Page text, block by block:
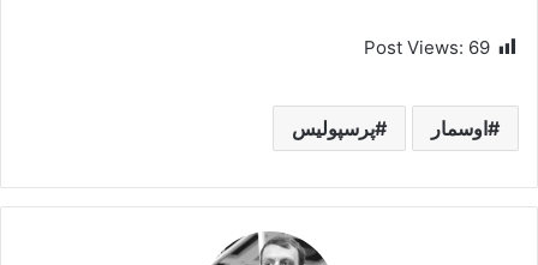
Post Views: 69
اوسمار پرسپولیس